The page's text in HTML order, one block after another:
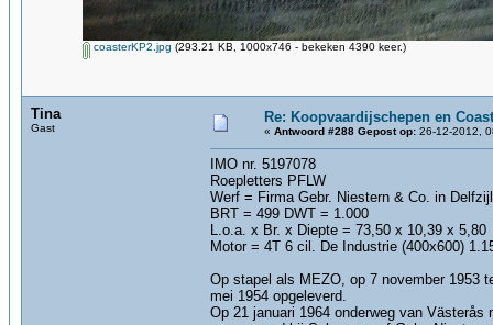
coasterKP2.jpg (293.21 KB, 1000x746 - bekeken 4390 keer.)
Tina
Gast
Re: Koopvaardijschepen en
« Antwoord #288 Gepost op: 26-12-2012,
IMO nr. 5197078
Roepletters PFLW
Werf = Firma Gebr. Niestern & Co. in
BRT = 499 DWT = 1.000
L.o.a. x Br. x Diepte = 73,50 x 10,39 x 5,80
Motor = 4T 6 cil. De Industrie (400x600)
Op stapel als MEZO, op 7 november 1953
mei 1954 opgeleverd.
Op 21 januari 1964 onderweg van